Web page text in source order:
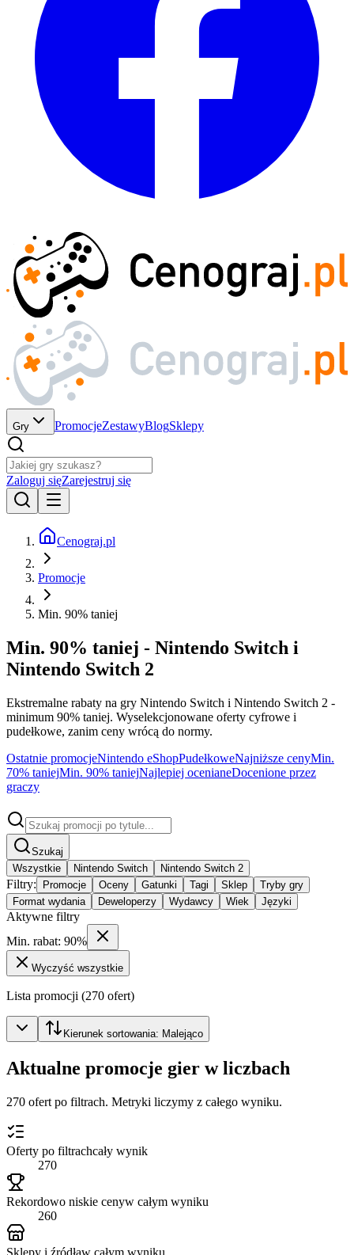
Gry PromocjeZestawyBlogSklepy
Zaloguj sięZarejestruj się
Cenograj.pl
Promocje
Min. 90% taniej
Min. 90% taniej - Nintendo Switch i
Nintendo Switch 2
Ekstremalne rabaty na gry Nintendo Switch i Nintendo Switch 2 -
minimum 90% taniej. Wyselekcjonowane oferty cyfrowe i
pudełkowe, zanim ceny wrócą do normy.
Ostatnie promocjeNintendo eShopPudełkoweNajniższe cenyMin.
70% taniejMin. 90% taniejNajlepiej ocenianeDocenione przez
graczy
Szukaj
Wszystkie
Nintendo Switch Nintendo Switch 2
Filtry: Promocje Oceny Gatunki Tagi Sklep
Tryby gry
Format wydania
Deweloperzy Wydawcy Wiek Języki
Aktywne filtry
Min. rabat: 90%
Wyczyść wszystkie
Lista promocji (270 ofert)
Kierunek sortowania: Malejąco
Aktualne promocje gier w liczbach
270 ofert po filtrach. Metryki liczymy z całego wyniku.
Oferty po filtrachcały wynik
270
Rekordowo niskie cenyw całym wyniku
260
Sklepy i źródław całym wyniku